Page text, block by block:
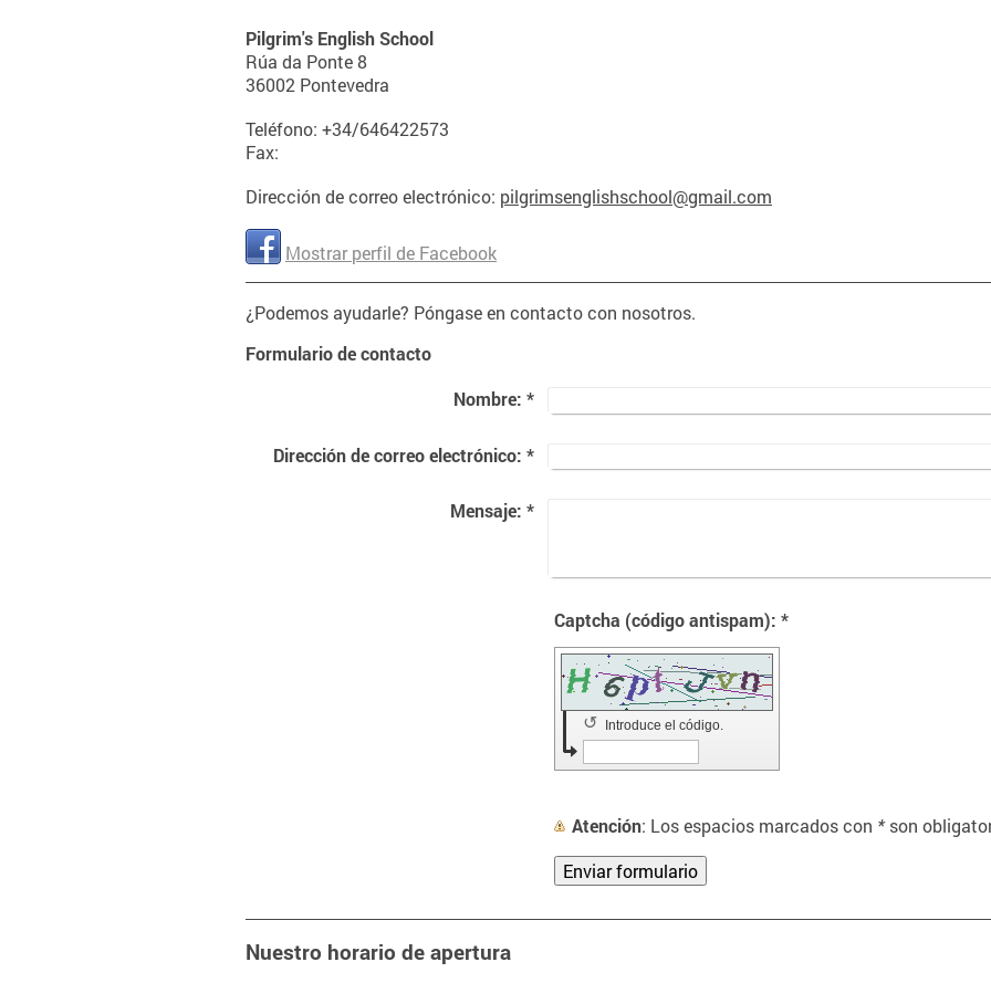
Pilgrim's English School
Rúa da Ponte8
36002 Pontevedra
Teléfono: +34/646422573
Fax:
Dirección de correo electrónico: pilgrimsenglishschool@gmail.com
Mostrar perfil de Facebook
¿Podemos ayudarle? Póngase en contacto con nosotros.
Formulario de contacto
Nombre: *
Dirección de correo electrónico: *
Mensaje: *
Captcha (código antispam): *
Introduce el código.
↺
Atención : Los espacios marcados con *son
Nuestro horario de apertura